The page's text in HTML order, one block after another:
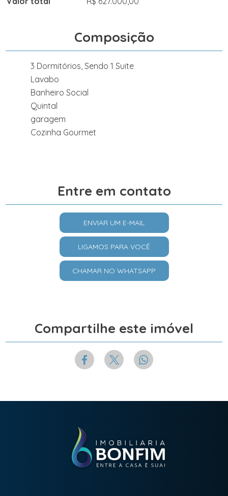
Composição
3 Dormitórios, Sendo 1 Suite
Lavabo
Banheiro Social
Quintal
garagem
Cozinha Gourmet
Entre em contato
ENVIAR UM E-MAIL
LIGAMOS PARA VOCÊ
CHAMAR NO WHATSAPP
Compartilhe este imóvel